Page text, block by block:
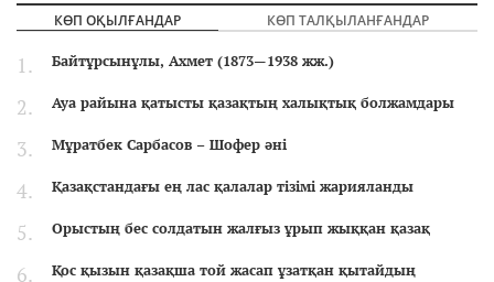
КӨП ОҚЫЛҒАНДАР КӨП ТАЛҚЫЛАНҒАНДАР
Байтұрсынұлы, Ахмет (1873—1938 жж.)
Ауа райына қатысты қазақтың халықтық болжамдары
Мұратбек Сарбасов – Шофер әні
Қазақстандағы ең лас қалалар тізімі жарияланды
Орыстың бес солдатын жалғыз ұрып жыққан қазақ
Қос қызын қазақша той жасап ұзатқан қытайдың